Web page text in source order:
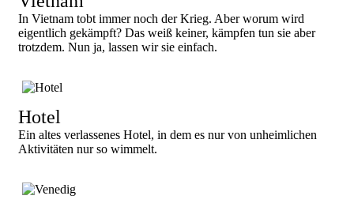
In Vietnam tobt immer noch der Krieg. Aber worum wird
eigentlich gekämpft? Das weiß keiner, kämpfen tun sie aber
trotzdem. Nun ja, lassen wir sie einfach.
Hotel
Ein altes verlassenes Hotel, in dem es nur von unheimlichen
Aktivitäten nur so wimmelt.